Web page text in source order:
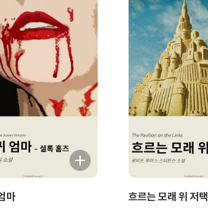
마 흐르는 모래 위 저택